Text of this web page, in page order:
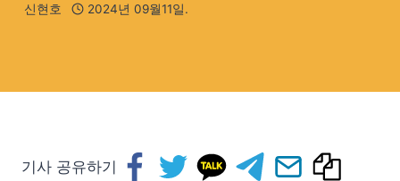
신현호 2024년 09월11일.
기사 공유하기